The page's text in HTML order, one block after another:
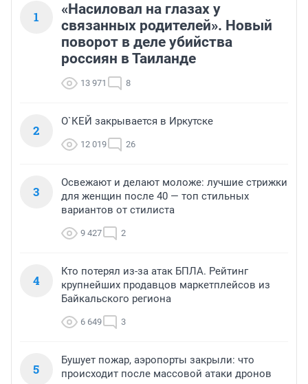
1
«Насиловал на глазах у
связанных родителей». Новый
поворот в деле убийства
россиян в Таиланде
13 971 8
2
О`КЕЙ закрывается в Иркутске
12 019 26
3
Освежают и делают моложе: лучшие стрижки
для женщин после 40 — топ стильных
вариантов от стилиста
9 427 2
4
Кто потерял из-за атак БПЛА. Рейтинг
крупнейших продавцов маркетплейсов из
Байкальского региона
6 649 3
5
Бушует пожар, аэропорты закрыли: что
происходит после массовой атаки дронов